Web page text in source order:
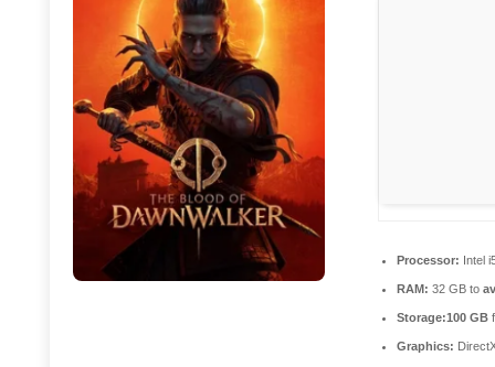
Processor: Intel
RAM: 32 GB to
Storage:100 GB
Graphics: